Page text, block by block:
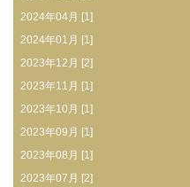
2024年04月 [1]
2024年01月 [1]
2023年12月 [2]
2023年11月 [1]
2023年10月 [1]
2023年09月 [1]
2023年08月 [1]
2023年07月 [2]